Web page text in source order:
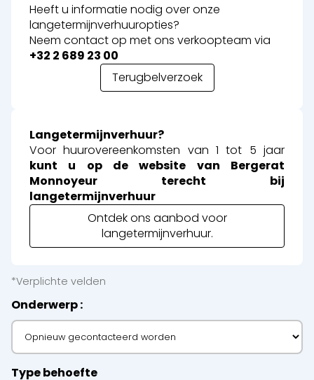
Heeft u informatie nodig over onze
langetermijnverhuuropties?
Neem contact op met ons verkoopteam via
+32 2 689 23 00
Terugbelverzoek
Langetermijnverhuur?
Voor huurovereenkomsten van 1 tot 5 jaar
kunt u op de website van Bergerat
Monnoyeur terecht bij
langetermijnverhuur
Ontdek ons aanbod voor
langetermijnverhuur.
*Verplichte velden
Onderwerp
Type behoefte